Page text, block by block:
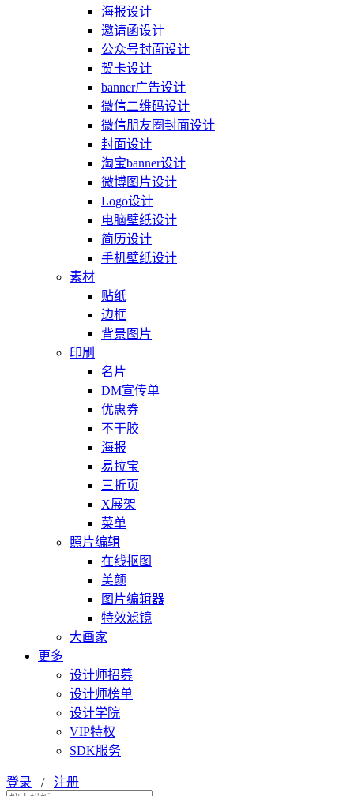
海报设计
邀请函设计
公众号封面设计
贺卡设计
banner广告设计
微信二维码设计
微信朋友圈封面设计
封面设计
淘宝banner设计
微博图片设计
Logo设计
电脑壁纸设计
简历设计
手机壁纸设计
素材
贴纸
边框
背景图片
印刷
名片
DM宣传单
优惠券
不干胶
海报
易拉宝
三折页
X展架
菜单
照片编辑
在线抠图
美颜
图片编辑器
特效滤镜
大画家
更多
设计师招募
设计师榜单
设计学院
VIP特权
SDK服务
登录 / 注册